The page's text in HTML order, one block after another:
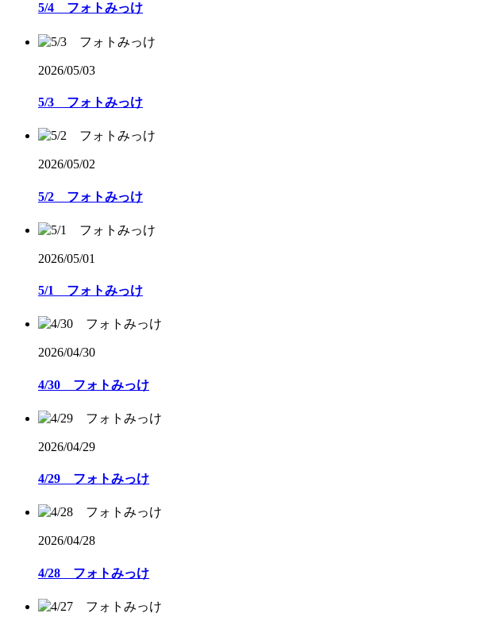
5/4 フォトみっけ
2026/05/03
5/3 フォトみっけ
2026/05/02
5/2 フォトみっけ
2026/05/01
5/1 フォトみっけ
2026/04/30
4/30 フォトみっけ
2026/04/29
4/29 フォトみっけ
2026/04/28
4/28 フォトみっけ